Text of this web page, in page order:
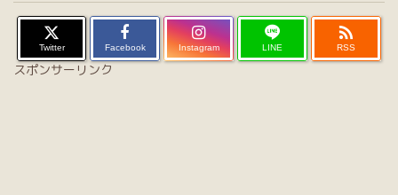
Twitter Facebook Instagram LINE

RSS
スポンサーリンク